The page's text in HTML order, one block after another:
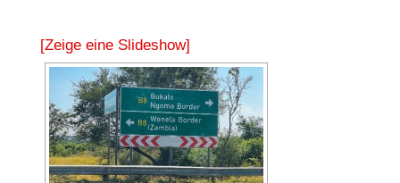
[Zeige eine Slideshow]